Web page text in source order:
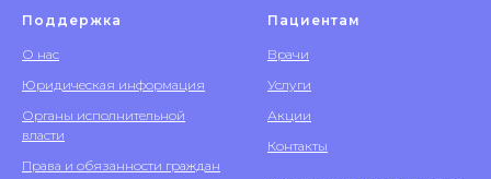
Поддержка
О нас
Юридическая информация
Органы исполнительной
власти
Права и обязанности граждан
Пациентам
Врачи
Услуги
Акции
Контакты